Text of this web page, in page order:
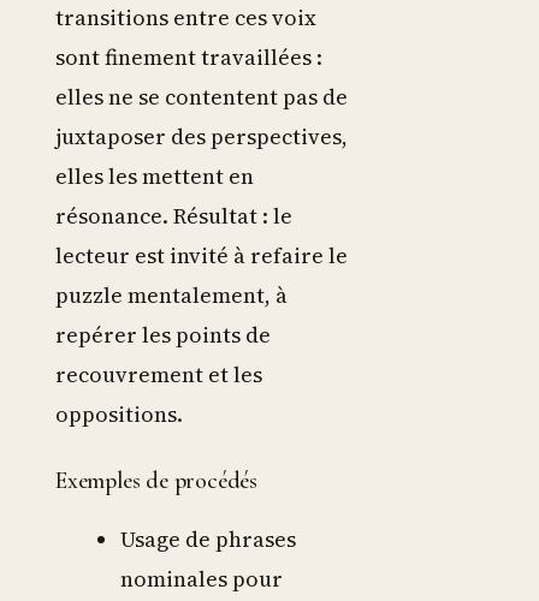
transitions entre ces voix
sont finement travaillées :
elles ne se contentent pas de
juxtaposer des perspectives,
elles les mettent en
résonance. Résultat : le
lecteur est invité à refaire le
puzzle mentalement, à
repérer les points de
recouvrement et les
oppositions.
Exemples de procédés
Usage de phrases
nominales pour